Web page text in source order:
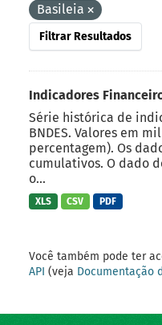
Basileia
Filtrar Resultados
Indicadores
Série histórica de
BNDES. Valores em
percentagem). Os
cumulativos. O dado
o...
XLS CSV PDF
Você também pode ter
API (veja Documentação